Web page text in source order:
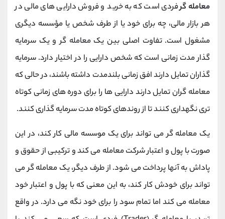
معامله گرفردی است که به خرید و فروش دارایی های مالی در
هر بازار مالی، چه برای خود یا از طرف شخص یا مؤسسه دیگری
مشغول است. تفاوت اصلی بین یک معامله گر و یک سرمایه
گذار مدت زمانی است که شخص دارایی را در اختیار دارد. سرمایه
گذاران تمایل دارند افق زمانی بلندمدت داشته باشند، در حالی که
معامله گران تمایل دارند دارایی ها را برای دوره های زمانی کوتاه
تری نگهداری کنند تا از روندهای کوتاه مدت سرمایه گذاری کنند.
یک معامله گر می تواند برای یک موسسه مالی کار کند، در این
صورت با پول و اعتبار شرکت معامله می کند و ترکیبی از حقوق و
پاداش به آنها پرداخت می شود. از طرف دیگر، یک معامله گر می
تواند برای خودش کار کند، به این معنی که با پول و اعتبار خود
معامله می کند اما تمام سود را برای خود نگه می دارد. در واقع